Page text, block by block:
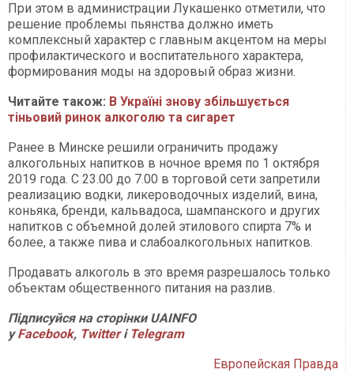
При этом в администрации Лукашенко отметили, что
решение проблемы пьянства должно иметь
комплексный характер с главным акцентом на меры
профилактического и воспитательного характера,
формирования моды на здоровый образ жизни.
Читайте також: В Україні знову збільшується
тіньовий ринок алкоголю та сигарет
Ранее в Минске решили ограничить продажу
алкогольных напитков в ночное время по 1 октября
2019 года. С 23.00 до 7.00 в торговой сети запретили
реализацию водки, ликероводочных изделий, вина,
коньяка, бренди, кальвадоса, шампанского и других
напитков с объемной долей этилового спирта 7% и
более, а также пива и слабоалкогольных напитков.
Продавать алкоголь в это время разрешалось только
объектам общественного питания на разлив.
Підписуйся на сторінки UAINFO
уFacebook, Twitter і Telegram
Европейская Правда